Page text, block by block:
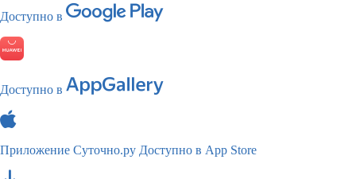
Доступно в
Доступно в
Приложение Суточно.ру Доступно в App Store